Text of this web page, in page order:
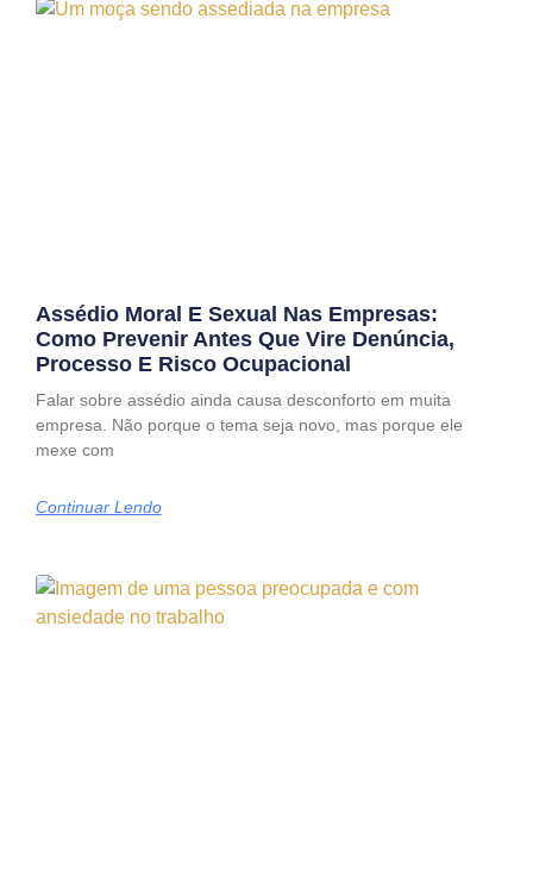
Assédio Moral E Sexual Nas Empresas:
Como Prevenir Antes Que Vire Denúncia,
Processo E Risco Ocupacional
Falar sobre assédio ainda causa desconforto em muita
empresa. Não porque o tema seja novo, mas porque ele
mexe com
Continuar Lendo